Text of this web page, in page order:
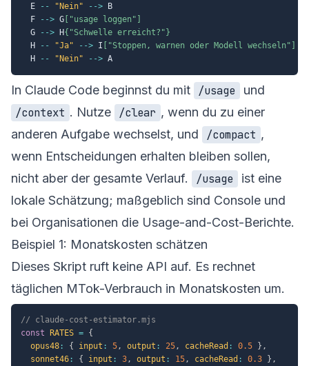
  E
-- "Nein" --> B
  F
--> G ["usage loggen"]
  G
--> H{"Schwelle erreicht?"}
  H
-- "Ja" --> I ["Stoppen, warnen oder Modell wechseln"]
  H
-- "Nein" -->
In Claude Code beginnst du mit /usage
und
/context . Nutze /clear , wenn du zu einer
anderen Aufgabe wechselst, und
/compact ,
wenn Entscheidungen erhalten bleiben sollen,
nicht aber der gesamte Verlauf.
/usage
ist eine
lokale Schätzung; maßgeblich sind Console und
bei Organisationen die Usage-and-Cost-Berichte.
Beispiel 1: Monatskosten schätzen
Dieses Skript ruft keine API auf. Es rechnet
täglichen MTok-Verbrauch in Monatskosten um.
// claude-cost-estimator.mjs
const
RATES = {
opus48 : { input : 5, output : 25, cacheRead : 0.5 } ,
sonnet46 : { input : 3, output : 15, cacheRead : 0.3 } ,